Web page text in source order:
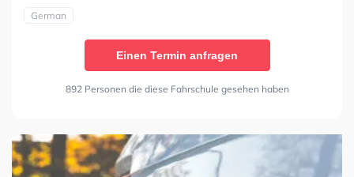
German
Einen Termin anfragen
892 Personen die diese Fahrschule gesehen haben